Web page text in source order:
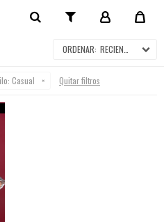
EN SALE
RECIENTES
Casual Quitar filtros